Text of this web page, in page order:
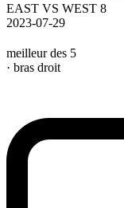
EAST VS WEST 8
2023-07-29
meilleur des 5
· bras droit